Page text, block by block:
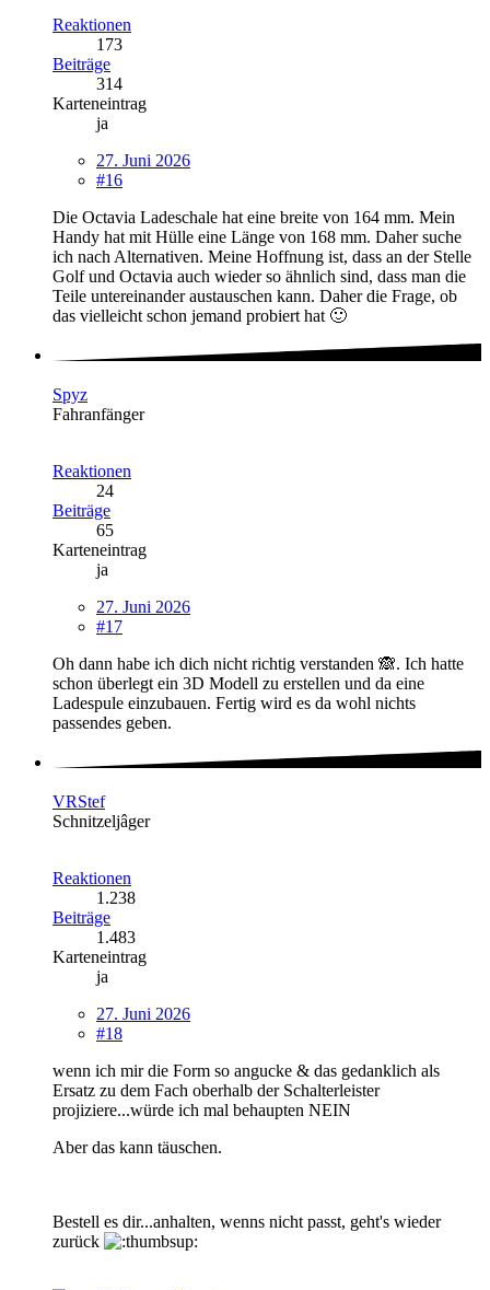
Reaktionen
173
Beiträge
314
Karteneintrag
ja
27. Juni 2026
#16
Die Octavia Ladeschale hat eine breite von 164 mm. Mein
Handy hat mit Hülle eine Länge von 168 mm. Daher suche
ich nach Alternativen. Meine Hoffnung ist, dass an der Stelle
Golf und Octavia auch wieder so ähnlich sind, dass man die
Teile untereinander austauschen kann. Daher die Frage, ob
das vielleicht schon jemand probiert hat 🙂
Spyz
Fahranfänger
Reaktionen
24
Beiträge
65
Karteneintrag
ja
27. Juni 2026
#17
Oh dann habe ich dich nicht richtig verstanden 🙈. Ich hatte
schon überlegt ein 3D Modell zu erstellen und da eine
Ladespule einzubauen. Fertig wird es da wohl nichts
passendes geben.
VRStef
Schnitzeljâger
Reaktionen
1.238
Beiträge
1.483
Karteneintrag
ja
27. Juni 2026
#18
wenn ich mir die Form so angucke & das gedanklich als
Ersatz zu dem Fach oberhalb der Schalterleister
projiziere...würde ich mal behaupten NEIN
Aber das kann täuschen.
Bestell es dir...anhalten, wenns nicht passt, geht's wieder
zurück